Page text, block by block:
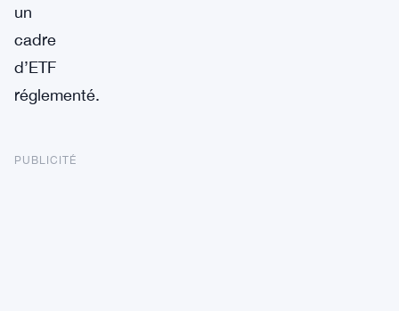
un
cadre
d’ETF
réglementé.
PUBLICITÉ